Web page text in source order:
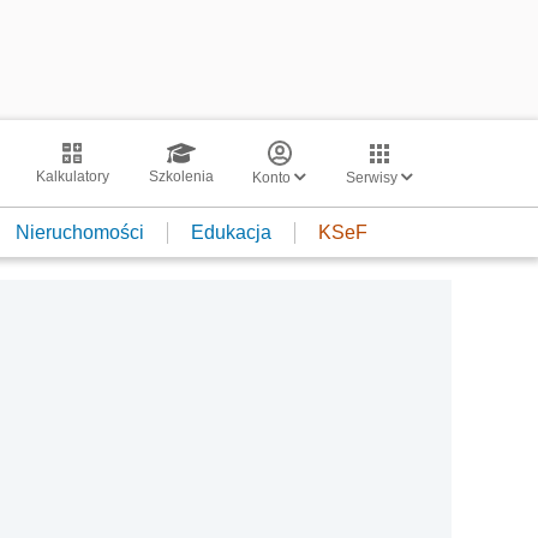
Kalkulatory Szkolenia Konto Serwisy
Nieruchomości Edukacja KSeF